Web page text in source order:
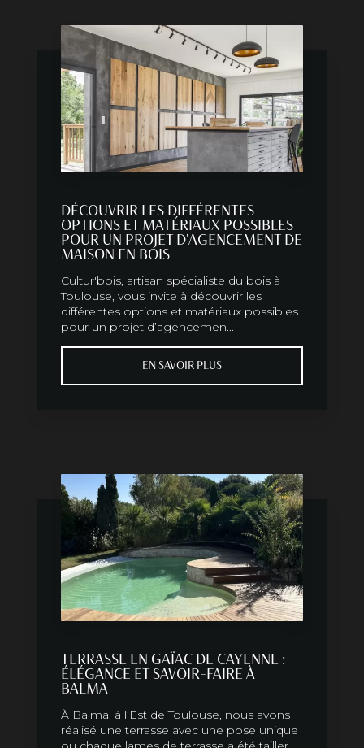
DÉCOUVRIR LES DIFFÉRENTES
OPTIONS ET MATÉRIAUX POSSIBLES
POUR UN PROJET D'AGENCEMENT DE
MAISON EN BOIS
Cultur'bois, artisan spécialiste du bois à
Toulouse, vous invite à découvrir les
différentes options et matériaux possibles
pour un projet d’agencemen...
EN SAVOIR PLUS
TERRASSE EN GAÏAC DE CAYENNE :
ÉLÉGANCE ET SAVOIR-FAIRE À
BALMA
À Balma, à l’Est de Toulouse, nous avons
réalisé une terrasse avec une pose unique